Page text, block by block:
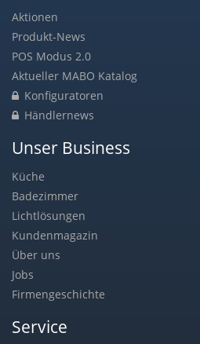
Aktionen
Produkt-News
POS Modus 2.0
Aktueller MABO Katalog
Konfiguratoren
Händlernews
Unser Business
Küche
Badezimmer
Lichtlösungen
Kundenmagazin
Über uns
Jobs
Firmengeschichte
Service